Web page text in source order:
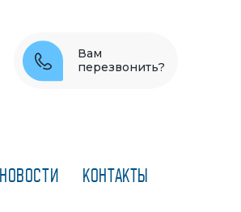
Вам
перезвонить?
НОВОСТИ КОНТАКТЫ